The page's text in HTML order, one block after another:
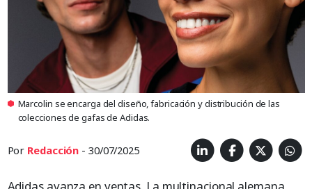
Marcolin se encarga del diseño, fabricación y distribución de las
colecciones de gafas de Adidas.
Por Redacción - 30/07/2025
Adidas avanza en ventas. La multinacional alemana,